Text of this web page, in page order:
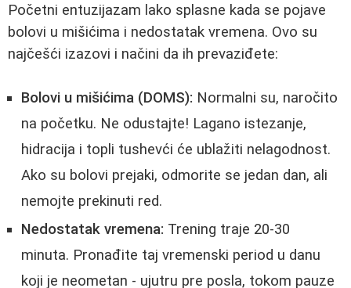
Početni entuzijazam lako splasne kada se pojave
bolovi u mišićima i nedostatak vremena. Ovo su
najčešći izazovi i načini da ih prevaziđete:
Bolovi u mišićima (DOMS): Normalni su, naročito
na početku. Ne odustajte! Lagano istezanje,
hidracija i topli tushevći će ublažiti nelagodnost.
Ako su bolovi prejaki, odmorite se jedan dan, ali
nemojte prekinuti red.
Nedostatak vremena: Trening traje 20-30
minuta. Pronađite taj vremenski period u danu
koji je neometan - ujutru pre posla, tokom pauze